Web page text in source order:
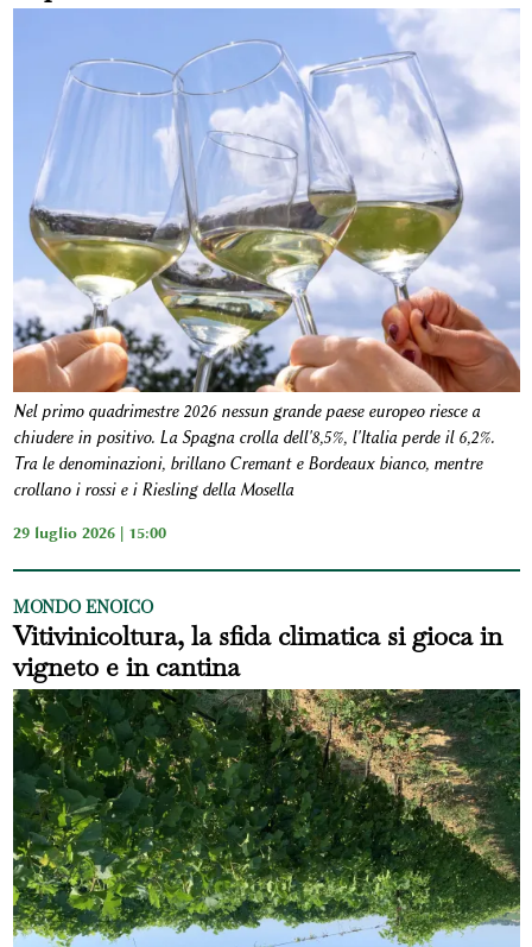
Nel primo quadrimestre 2026 nessun grande paese europeo riesce a
chiudere in positivo. La Spagna crolla dell'8,5%, l'Italia perde il 6,2%.
Tra le denominazioni, brillano Cremant e Bordeaux bianco, mentre
crollano i rossi e i Riesling della Mosella
29 luglio 2026 | 15:00
MONDO ENOICO
Vitivinicoltura, la sfida climatica si gioca in
vigneto e in cantina